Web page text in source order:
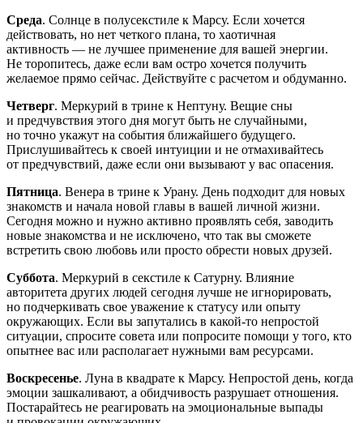
Среда. Солнце в полусекстиле к Марсу. Если хочется
действовать, но нет четкого плана, то хаотичная
активность — не лучшее применение для вашей энергии.
Не торопитесь, даже если вам остро хочется получить
желаемое прямо сейчас. Действуйте с расчетом и обдуманно.
Четверг. Меркурий в трине к Нептуну. Вещие сны
и предчувствия этого дня могут быть не случайными,
но точно укажут на события ближайшего будущего.
Прислушивайтесь к своей интуиции и не отмахивайтесь
от предчувствий, даже если они вызывают у вас опасения.
Пятница. Венера в трине к Урану. День подходит для новых
знакомств и начала новой главы в вашей личной жизни.
Сегодня можно и нужно активно проявлять себя, заводить
новые знакомства и не исключено, что так вы сможете
встретить свою любовь или просто обрести новых друзей.
Суббота. Меркурий в секстиле к Сатурну. Влияние
авторитета других людей сегодня лучше не игнорировать,
но подчеркивать свое уважение к статусу или опыту
окружающих. Если вы запутались в какой-то непростой
ситуации, спросите совета или попросите помощи у того, кто
опытнее вас или располагает нужными вам ресурсами.
Воскресенье. Луна в квадрате к Марсу. Непростой день, когда
эмоции зашкаливают, а обидчивость разрушает отношения.
Постарайтесь не реагировать на эмоциональные выпады